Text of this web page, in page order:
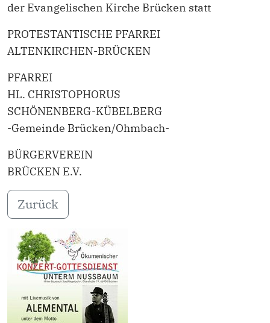
der Evangelischen Kirche Brücken statt
PROTESTANTISCHE PFARREI
ALTENKIRCHEN-BRÜCKEN
PFARREI
HL. CHRISTOPHORUS
SCHÖNENBERG-KÜBELBERG
-Gemeinde Brücken/Ohmbach-
BÜRGERVEREIN
BRÜCKEN E.V.
Zurück